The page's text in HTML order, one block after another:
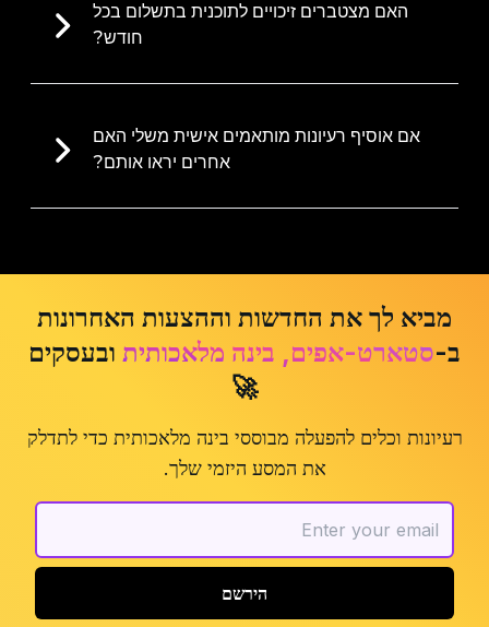
האם מצטברים זיכויים לתוכנית בתשלום בכל
חודש?
אם אוסיף רעיונות מותאמים אישית משלי האם
אחרים יראו אותם?
מביא לך את החדשות וההצעות האחרונות
ב-סטארט-אפים, בינה מלאכותית ובעסקים
🚀
רעיונות וכלים להפעלה מבוססי בינה מלאכותית כדי לתדלק
את המסע היזמי שלך.
הירשם